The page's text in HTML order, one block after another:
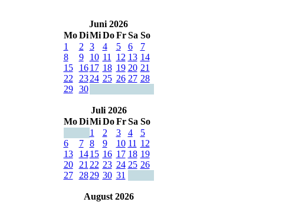
Juni 2026
Mo DiMi Do Fr Sa So
1
2 3 4 5 6
7
8
9 10 11 12 13 14
15
16 17 18 19 20 21
22
23 24 25 26 27 28
29
30
Juli 2026
Mo DiMi Do Fr Sa So
1
2 3 4
5
6
7 8 9 10 11 12
13
14 15 16 17 18 19
20
21 22 23 24 25 26
27
28 29 30 31
August 2026